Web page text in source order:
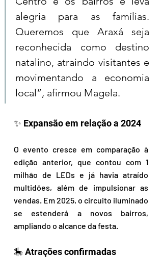
alegria para as famílias.
Queremos que Araxá seja
reconhecida como destino
natalino, atraindo visitantes e
movimentando a economia
local”, afirmou Magela.
✨ Expansão em relação a 2024
O evento cresce em comparação à
edição anterior, que contou com 1
milhão de LEDs e já havia atraído
multidões, além de impulsionar as
vendas. Em 2025, o circuito iluminado
se estenderá a novos bairros,
ampliando o alcance da festa.
🎠 Atrações confirmadas